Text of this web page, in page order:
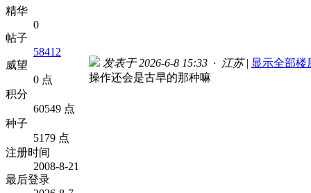
精华
0
帖子
58412
威望
0 点
积分
60549 点
种子
5179 点
注册时间
2008-8-21
最后登录
发表于 2026-6-8 15:33 · 江苏 | 显示全部楼
操作还会是古早的那种嘛